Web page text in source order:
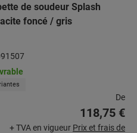
de soudeur Splash
foncé / gris
De
118,75 €
+ TVA en vigueur Prix et frais de